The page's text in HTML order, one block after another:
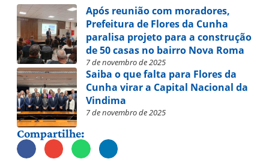
Após reunião com moradores,
Prefeitura de Flores da Cunha
paralisa projeto para a construção
de 50 casas no bairro Nova Roma
7 de novembro de 2025
Saiba o que falta para Flores da
Cunha virar a Capital Nacional da
Vindima
7 de novembro de 2025
Compartilhe: